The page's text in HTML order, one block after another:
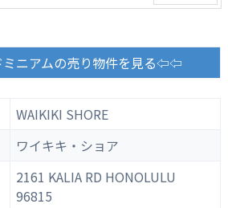
ニアムの売り物件を見る⇦⇦
WAIKIKI SHORE
ワイキキ・ショア
2161 KALIA RD HONOLULU
96815